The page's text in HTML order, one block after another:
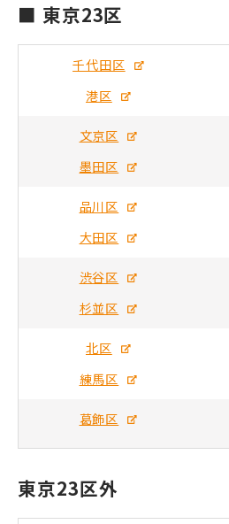
■ 東京23区
千代田区
港区
文京区
墨田区
品川区
大田区
渋谷区
杉並区
北区
練馬区
葛飾区
東京23区外